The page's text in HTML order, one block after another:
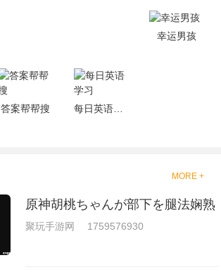
就是收集了一些有意思的拳击游
戏，相信你们一定会喜欢的。
幸运男孩
答案帮帮搜 每日英语学习
MORE +
原神胡桃ちゃんが部下を腿法娴熟
聚玩手游网 1759576930